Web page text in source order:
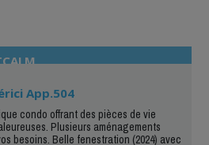
App.504
condo offrant des pièces de vie
Plusieurs aménagements
besoins. Belle fenestration (2024) avec